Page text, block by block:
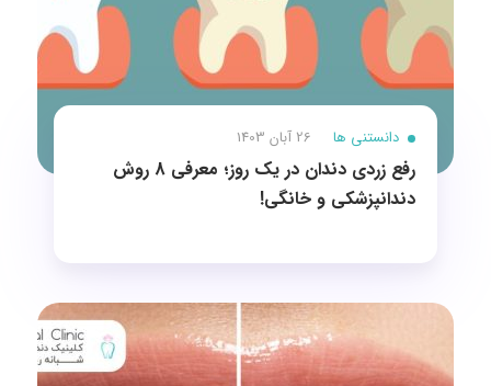
دانستنی ها 26 آبان 1403
رفع زردی دندان در یک روز؛ معرفی 8 روش‌
دندانپزشکی و خانگی!